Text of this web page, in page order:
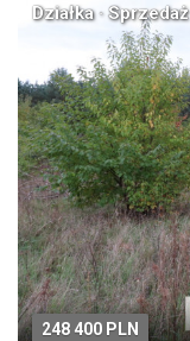
248 400 PLN
Działka · Sprzedaż